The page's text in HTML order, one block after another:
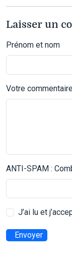
Laisser un
Prénom et nom
Votre
ANTI-SPAM :
J’ai lu et
Envoyer